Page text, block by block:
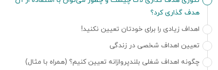
هدف گذاری کرد؟
اهداف زیادی را برای خودتان تعیین نکنید!
تعیین اهداف شخصی در زندگی
چگونه اهداف شغلی بلندپروازانه تعیین کنیم؟ (همراه با مثال)